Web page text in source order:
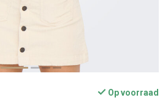
Op voorraad